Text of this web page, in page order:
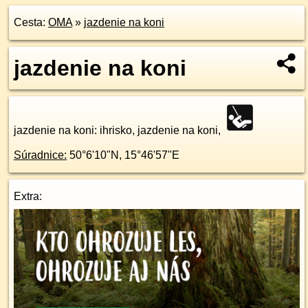
Cesta: OMA» jazdenie na koni
jazdenie na koni
jazdenie na koni: ihrisko, jazdenie na koni,
Súradnice: 50°6'10"N , 15°46'57"E
Extra: